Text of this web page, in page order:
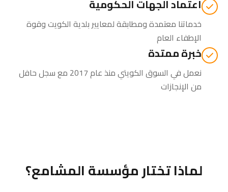
اعتماد الجهات الحكومية
خدماتنا معتمدة ومطابقة لمعايير بلدية الكويت وقوة
الإطفاء العام
خبرة ممتدة
نعمل في السوق الكويتي منذ عام 2017 مع سجل حافل
من الإنجازات
لماذا تختار مؤسسة المشامع؟